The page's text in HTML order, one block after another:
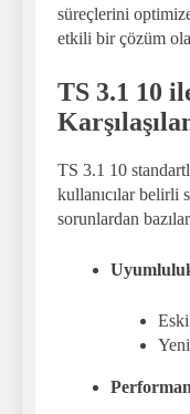
süreçlerini
etkili bir çözüm
TS 3.1 10
TS 3.1 10
kullanıcılar belirli
sorunlardan